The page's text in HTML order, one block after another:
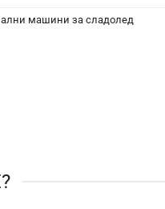
машини за сладолед